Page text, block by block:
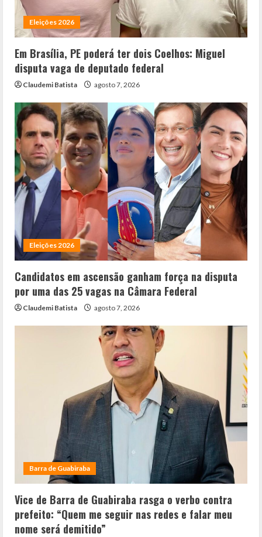
Eleições 2026
Em Brasília, PE poderá ter dois Coelhos: Miguel
disputa vaga de deputado federal
Claudemi Batista agosto 7, 2026
Eleições 2026
Candidatos em ascensão ganham força na disputa
por uma das 25 vagas na Câmara Federal
Claudemi Batista agosto 7, 2026
Barra de Guabiraba
Vice de Barra de Guabiraba rasga o verbo contra
prefeito: “Quem me seguir nas redes e falar meu
nome será demitido”